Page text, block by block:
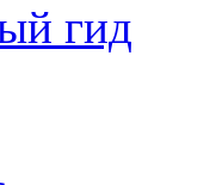
гид